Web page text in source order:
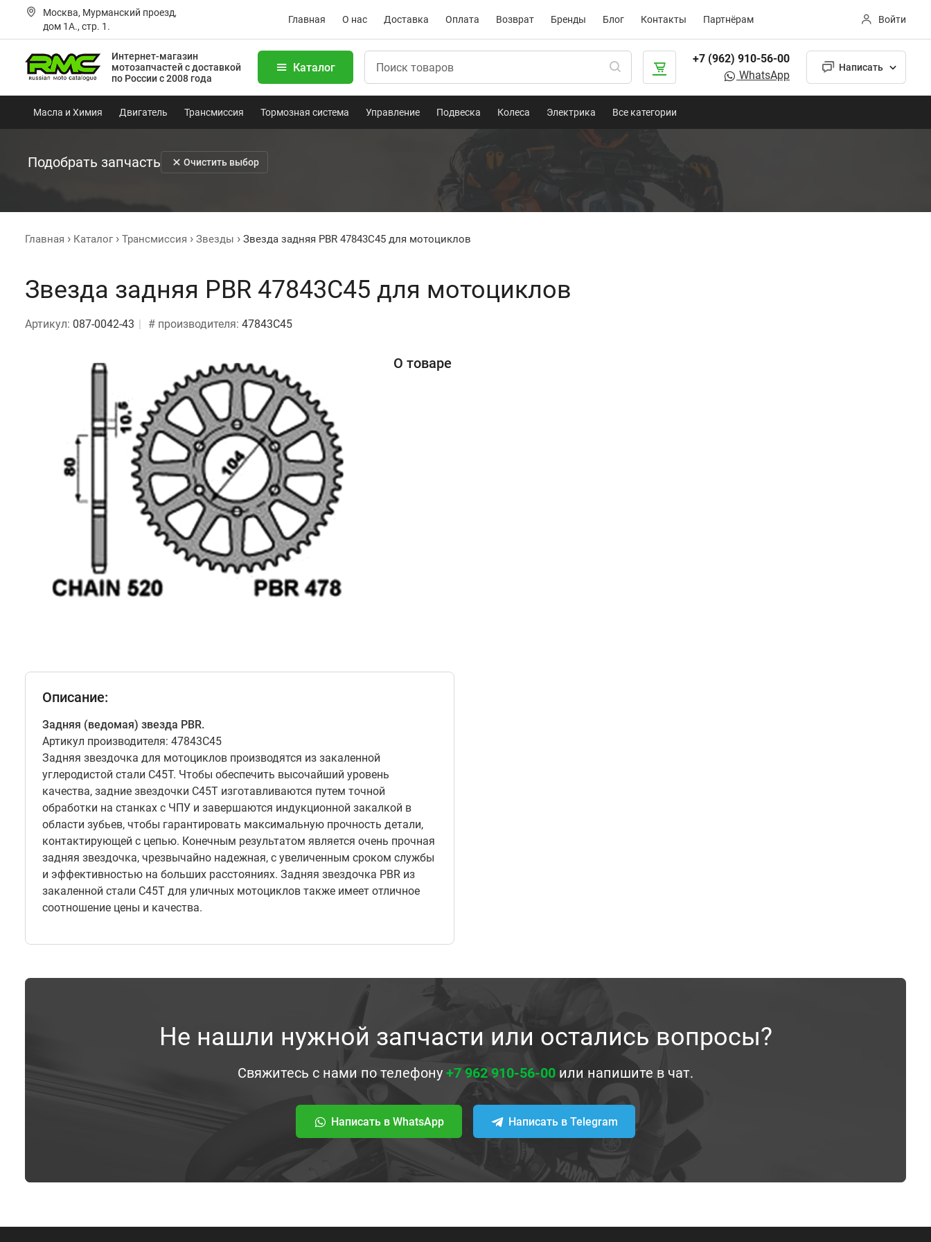
Москва, Мурманский проезд,
дом 1А., стр. 1.
Главная О нас Доставка Оплата Возврат Бренды Блог Контакты Партнёрам Войти
Интернет-магазин
мотозапчастейс доставкой
по России с 2008 года
Каталог
+7 (962) 910-56-00
WhatsApp
Написать
Масла и Химия Двигатель Трансмиссия Тормозная система Управление Подвеска Колеса Электрика Все категории
Подобрать запчасть Очистить выбор
Главная Каталог Трансмиссия Звезды Звезда задняя PBR 47843C45 для мотоциклов
Звезда задняя PBR 47843C45 для мотоциклов
Артикул: 087-0042-43 # производителя: 47843C45
О товаре
Описание:
Задняя (ведомая) звезда PBR.
Артикул производителя: 47843C45
Задняя звездочка для мотоциклов производятся из закаленной
углеродистой стали C45T. Чтобы обеспечить высочайший уровень
качества, задние звездочки C45T изготавливаются путем точной
обработки на станках с ЧПУ и завершаются индукционной закалкой в
области зубьев, чтобы гарантировать максимальную прочность детали,
контактирующей с цепью. Конечным результатом является очень прочная
задняя звездочка, чрезвычайно надежная, с увеличенным сроком службы
и эффективностью на больших расстояниях. Задняя звездочка PBR из
закаленной стали C45T для уличных мотоциклов также имеет отличное
соотношение цены и качества.
Не нашли нужной запчасти или остались вопросы?
Свяжитесь с нами по телефону +7 962 910-56-00 или напишите в чат.
Написать в WhatsApp Написать в Telegram